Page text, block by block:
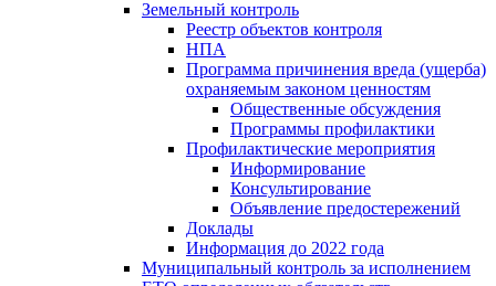
Земельный контроль
Реестр объектов контроля
НПА
Программа причинения вреда (ущерба)
охраняемым законом ценностям
Общественные обсуждения
Программы профилактики
Профилактические мероприятия
Информирование
Консультирование
Объявление предостережений
Доклады
Информация до 2022 года
Муниципальный контроль за исполнением